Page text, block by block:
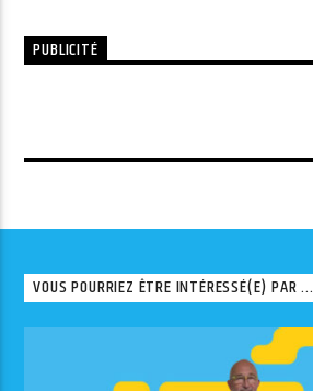
PUBLICITÉ
VOUS POURRIEZ ÊTRE INTÉRESSÉ(E) PAR ...